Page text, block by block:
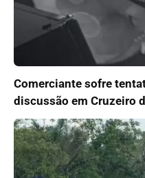
Comerciante sofre
discussão em Cruzeiro